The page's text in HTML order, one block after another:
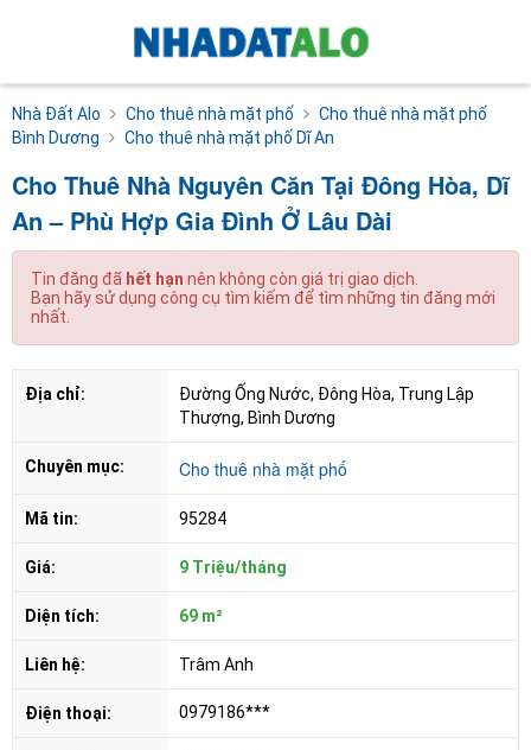
Nhà Đất Alo Cho thuê nhà mặt phố
Cho thuê nhà mặt phố
Bình Dương
Cho thuê nhà mặt phố Dĩ An
Cho Thuê Nhà Nguyên Căn Tại Đông Hòa, Dĩ
An – Phù Hợp Gia Đình Ở Lâu Dài
Tin đăng đã hết hạn nên không còn giá trị giao dịch.
Bạn hãy sử dụng công cụ tìm kiếm để tìm những tin đăng mới
nhất.
Địa chỉ:
Đường Ống Nước, Đông Hòa, Trung Lập
Thượng, Bình Dương
Chuyên mục: Cho thuê nhà mặt phố
Mã tin: 95284
Giá: 9 Triệu/tháng
Diện tích: 69 m²
Liên hệ: Trâm Anh
Điện thoại: 0979186***